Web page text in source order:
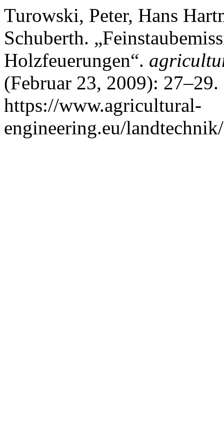
Turowski, Peter, Hans
Schuberth.
Holzfeuerungen“.
(Februar 23, 2009):
https://www.agricultural-
engineering.eu/